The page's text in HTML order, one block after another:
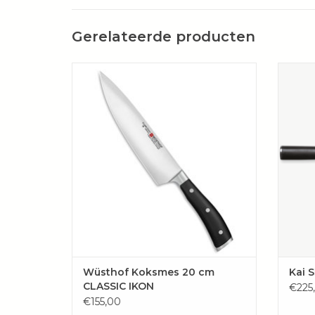
Gerelateerde producten
De allrounder: voor het hakken, hakken of
snijden van vlees, vis, fruit en groenten.
TOEVOEGEN AAN WINKELWAGEN
Wüsthof Koksmes 20 cm
CLASSIC IKON
€155,00
Kai